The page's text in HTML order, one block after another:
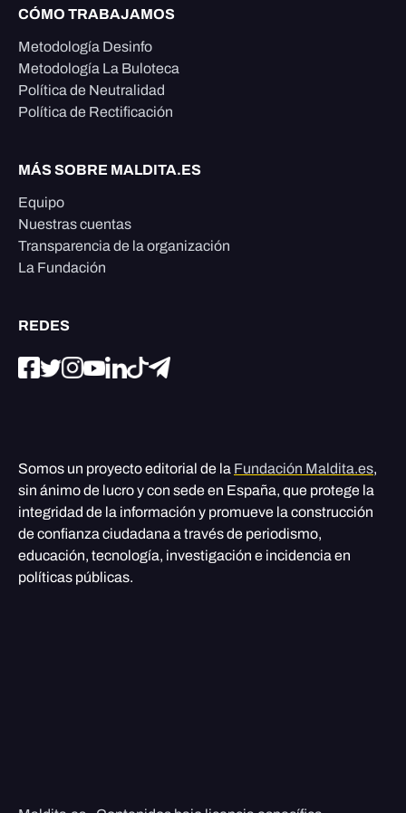
CÓMO TRABAJAMOS
Metodología Desinfo
Metodología La Buloteca
Política de Neutralidad
Política de Rectificación
MÁS SOBRE MALDITA.ES
Equipo
Nuestras cuentas
Transparencia de la organización
La Fundación
REDES
Somos un proyecto editorial de la Fundación Maldita.es,
sin ánimo de lucro y con sede en España, que protege la
integridad de la información y promueve la construcción
de confianza ciudadana a través de periodismo,
educación, tecnología, investigación e incidencia en
políticas públicas.